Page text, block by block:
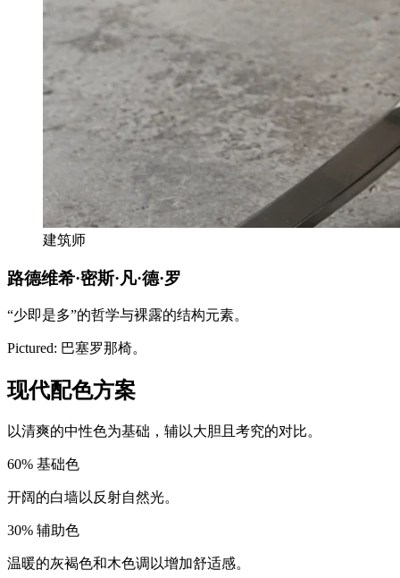
建筑师
路德维希·密斯·凡·德·罗
“少即是多”的哲学与裸露的结构元素。
Pictured: 巴塞罗那椅。
现代配色方案
以清爽的中性色为基础，辅以大胆且考究的对比。
60% 基础色
开阔的白墙以反射自然光。
30% 辅助色
温暖的灰褐色和木色调以增加舒适感。